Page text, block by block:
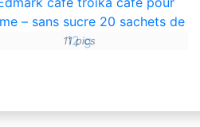
11 pics